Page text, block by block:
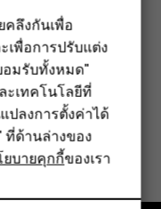
คลึงกันเพื่อ
พื่อการปรับแต่ง
มรับทั้งหมด"
เทคโนโลยีที่
ปลงการตั้งค่าได้
ที่ด้านล่างของ
ยบายคุกกี้ของเรา